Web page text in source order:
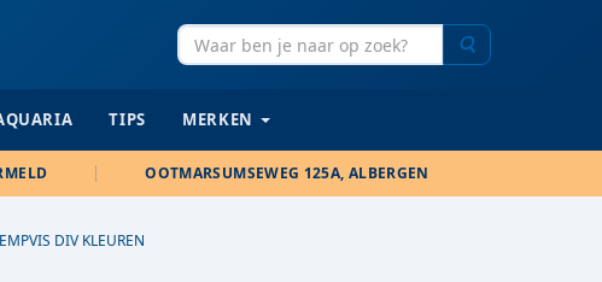
TIPS MERKEN
OOTMARSUMSEWEG 125A, ALBERGEN
DIV KLEUREN